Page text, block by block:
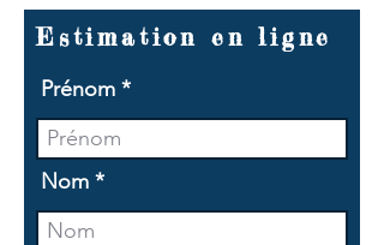
Estimation en ligne
Prénom
Nom